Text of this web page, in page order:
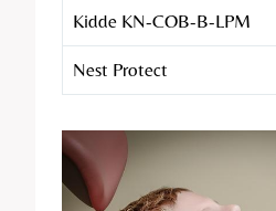
Kidde KN-COB-B-LPM
Nest Protect